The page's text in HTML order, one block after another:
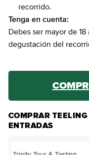
recorrido.
Tenga en cuenta:
Debes ser mayor de
degustación del
COMPRAR
ENTRADAS